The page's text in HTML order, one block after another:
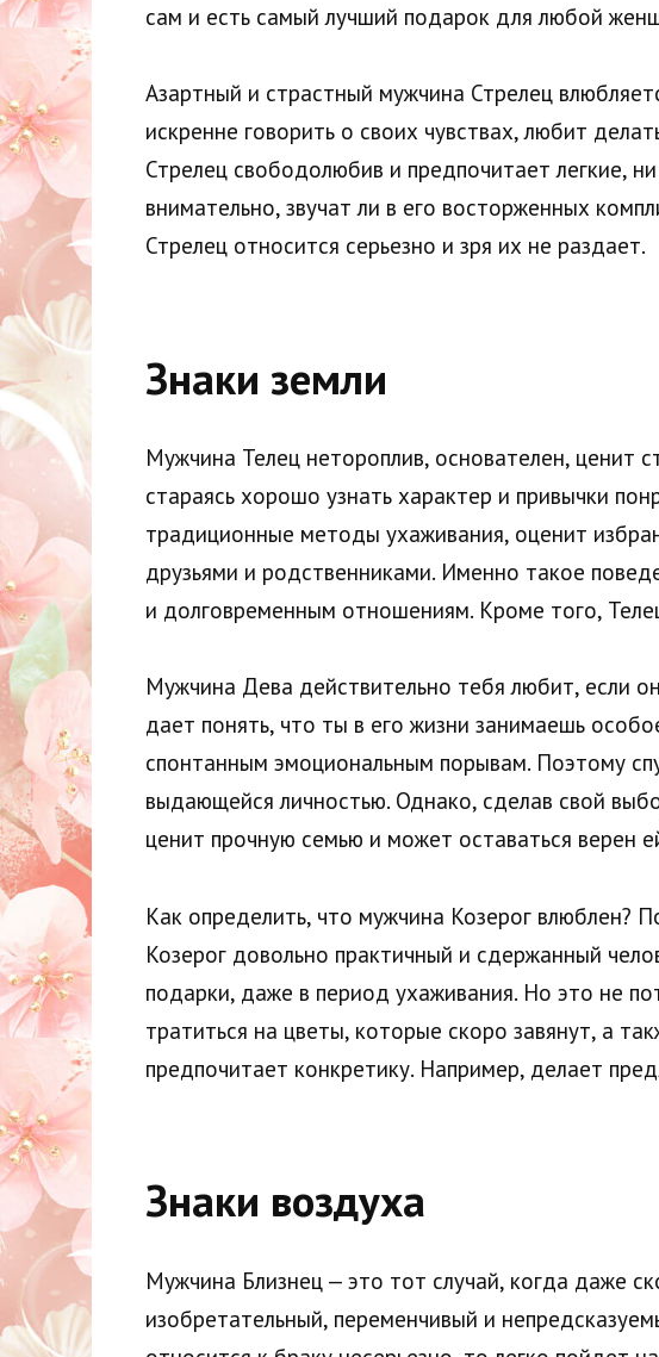
сам и есть самый лучший подарок для любой
Азартный и страстный мужчина Стрелец
искренне говорить о своих чувствах, любит
Стрелец свободолюбив и предпочитает легкие,
внимательно, звучат ли в его восторженных
Стрелец относится серьезно и зря их не раздает.
Знаки земли
Мужчина Телец нетороплив, основателен, ценит
стараясь хорошо узнать характер и привычки
традиционные методы ухаживания, оценит
друзьями и родственниками. Именно такое
и долговременным отношениям. Кроме того,
Мужчина Дева действительно тебя любит, если
дает понять, что ты в его жизни занимаешь
спонтанным эмоциональным порывам. Поэтому
выдающейся личностью. Однако, сделав свой
ценит прочную семью и может оставаться верен
Как определить, что мужчина Козерог влюблен?
Козерог довольно практичный и сдержанный
подарки, даже в период ухаживания. Но это не
тратиться на цветы, которые скоро завянут, а
предпочитает конкретику. Например, делает
Знаки воздуха
Мужчина Близнец — это тот случай, когда даже
изобретательный, переменчивый и